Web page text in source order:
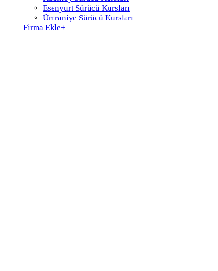
Esenyurt Sürücü Kursları
Ümraniye Sürücü Kursları
Firma Ekle+